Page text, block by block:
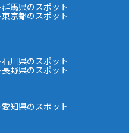
群馬県のスポット
東京都のスポット
石川県のスポット
長野県のスポット
愛知県のスポット